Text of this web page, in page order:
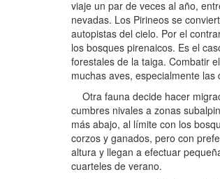
viaje un par de veces al año,
nevadas. Los Pirineos se
autopistas del cielo. Por el
los bosques pirenaicos. Es el
forestales de la taiga. Combatir
muchas aves, especialmente
Otra fauna decide hacer
cumbres nivales a zonas
más abajo, al límite con los
corzos y ganados, pero con
altura y llegan a efectuar
cuarteles de verano.